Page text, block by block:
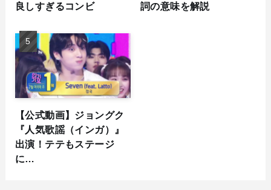
良しすぎるコンビ
詞の意味を解説
【公式動画】ジョングク
『人気歌謡（インガ）』
出演！テテもステージ
に…